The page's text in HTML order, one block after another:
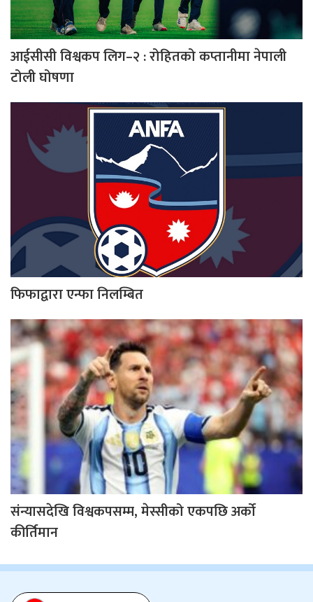
आईसीसी विश्वकप लिग–२ : रोहितको कप्तानीमा नेपाली
टोली घोषणा
फिफाद्वारा एन्फा निलम्बित
संन्यासदेखि विश्वकपसम्म, मेस्सीको एकपछि अर्को
कीर्तिमान